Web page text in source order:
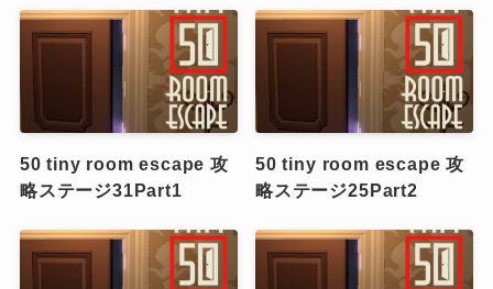
50 tiny room escape 攻
略ステージ31Part1
50 tiny room escape 攻
略ステージ25Part2